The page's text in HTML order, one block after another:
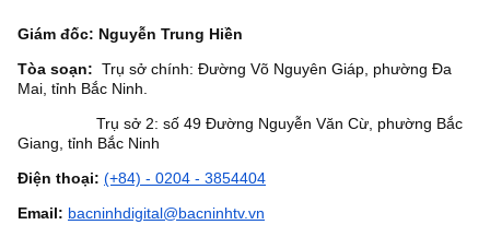
Giám đốc: Nguyễn Trung Hiền
Tòa soạn: Trụ sở chính: Đường Võ Nguyên Giáp, phường Đa
Mai, tỉnh Bắc Ninh.
Trụ sở 2: số 49 Đường Nguyễn Văn Cừ, phường Bắc
Giang, tỉnh Bắc Ninh
Điện thoại: (+84) - 0204 - 3854404
Email: bacninhdigital@bacninhtv.vn